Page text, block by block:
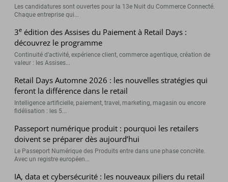
Les candidatures sont ouvertes pour la 13e Nuit du Commerce Connecté.
Chaque entreprise qui...
3e édition des Assises du Paiement à Retail Days :
découvrez le programme
Continuité d’activité, expérience client, commerce agentique, création de
valeur : les Assises...
Retail Days Automne 2026 : les nouvelles stratégies qui
feront la différence dans le retail
Intelligence artificielle, paiement, travel, marketing, magasin ou encore
fidélisation : les 5...
Passeport numérique produit : pourquoi les retailers
doivent se préparer dès aujourd’hui
Le Passeport Numérique des Produits entre dans une phase concrète.
Avec un registre européen...
IA, data et cybersécurité : les nouveaux piliers du retail